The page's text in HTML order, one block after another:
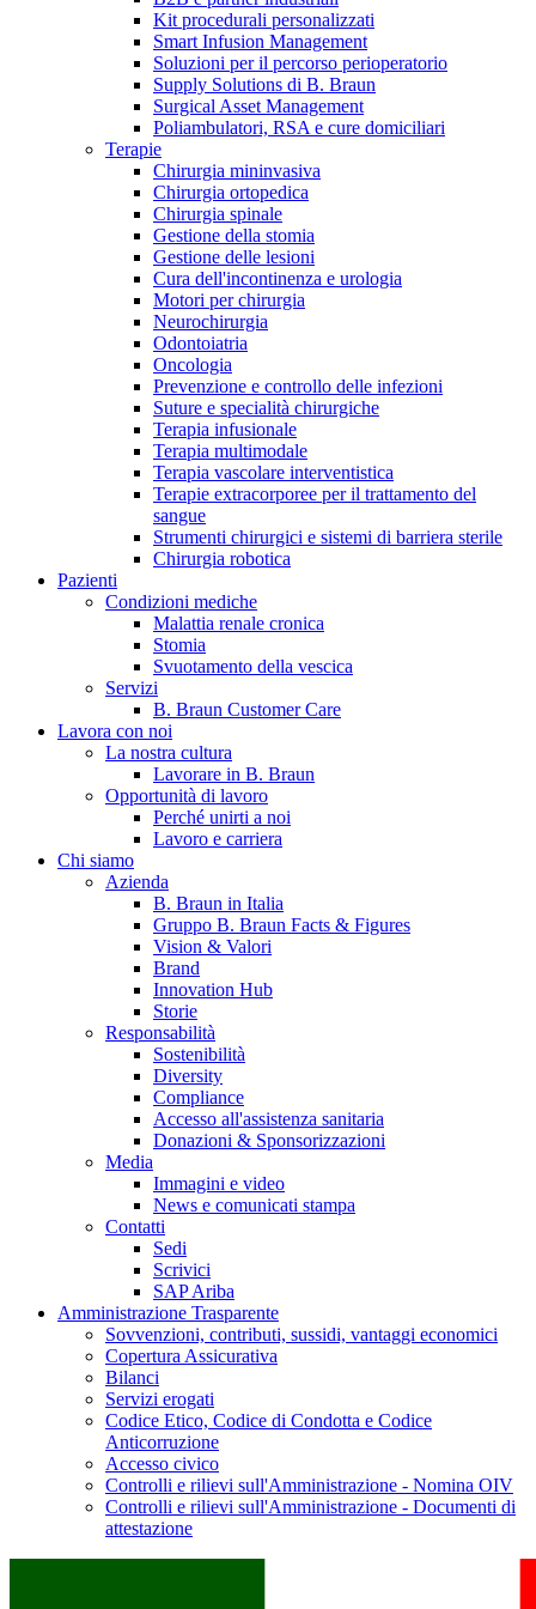
Catalogo prodotti
Trova il prodotto che stai cercando. Visita il catalogo B.
Braun con il nostro portfolio completo.
Hai domande o richieste? Scrivici per entrare subito in
contatto con un nostro referente.
B. Braun in Italia
Scopri chi siamo ed entra nel mondo di B. Braun in Italia: 4
sedi, 4 aziende, più di 700 dipendenti e un Centro di
Eccellenza a livello globale.
Kit procedurali personalizzati
Smart Infusion Management
Soluzioni per il percorso perioperatorio
Supply Solutions di B. Braun
Surgical Asset Management
Poliambulatori, RSA e cure domiciliari
Terapie
Chirurgia mininvasiva
Chirurgia ortopedica
Chirurgia spinale
Gestione della stomia
Gestione delle lesioni
Cura dell'incontinenza e urologia
Motori per chirurgia
Neurochirurgia
Odontoiatria
Oncologia
Prevenzione e controllo delle infezioni
Suture e specialità chirurgiche
Terapia infusionale
Terapia multimodale
Terapia vascolare interventistica
Terapie extracorporee per il trattamento del
sangue
Strumenti chirurgici e sistemi di barriera sterile
Chirurgia robotica
Pazienti
Condizioni mediche
Malattia renale cronica
Stomia
Svuotamento della vescica
Servizi
B. Braun Customer Care
Lavora con noi
La nostra cultura
Lavorare in B. Braun
Opportunità di lavoro
Perché unirti a noi
Lavoro e carriera
Chi siamo
Azienda
B. Braun in Italia
Gruppo B. Braun Facts & Figures
Vision & Valori
Brand
Innovation Hub
Storie
Responsabilità
Sostenibilità
Diversity
Compliance
Accesso all'assistenza sanitaria
Donazioni & Sponsorizzazioni
Media
Immagini e video
News e comunicati stampa
Contatti
Sedi
Scrivici
SAP Ariba
Amministrazione Trasparente
Sovvenzioni, contributi, sussidi, vantaggi economici
Copertura Assicurativa
Bilanci
Servizi erogati
Codice Etico, Codice di Condotta e Codice
Anticorruzione
Accesso civico
Controlli e rilievi sull'Amministrazione - Nomina OIV
Controlli e rilievi sull'Amministrazione - Documenti di
attestazione